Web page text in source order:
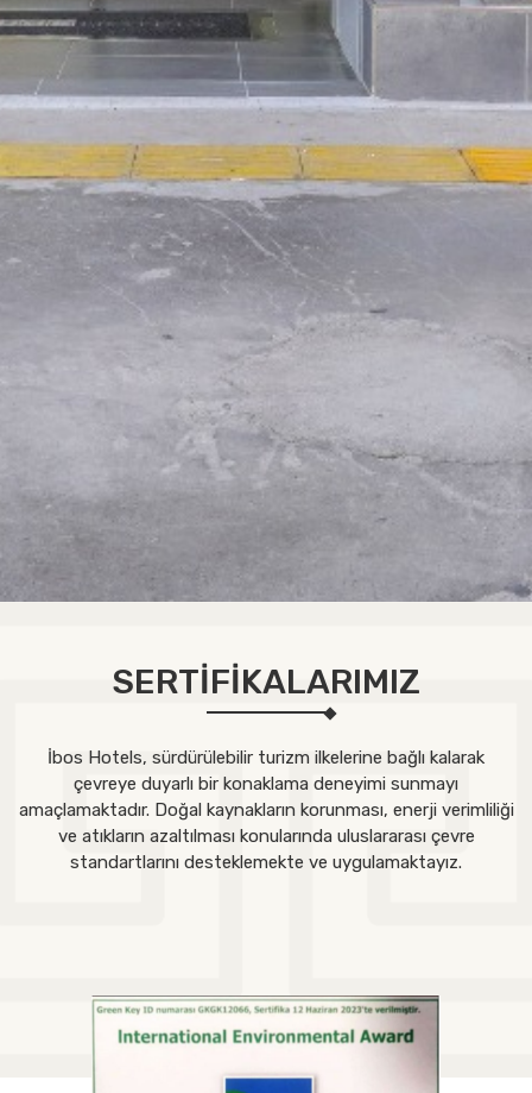
SERTİFİKALARIMIZ
İbos Hotels, sürdürülebilir turizm ilkelerine bağlı kalarak
çevreye duyarlı bir konaklama deneyimi sunmayı
amaçlamaktadır. Doğal kaynakların korunması, enerji verimliliği
ve atıkların azaltılması konularında uluslararası çevre
standartlarını desteklemekte ve uygulamaktayız.